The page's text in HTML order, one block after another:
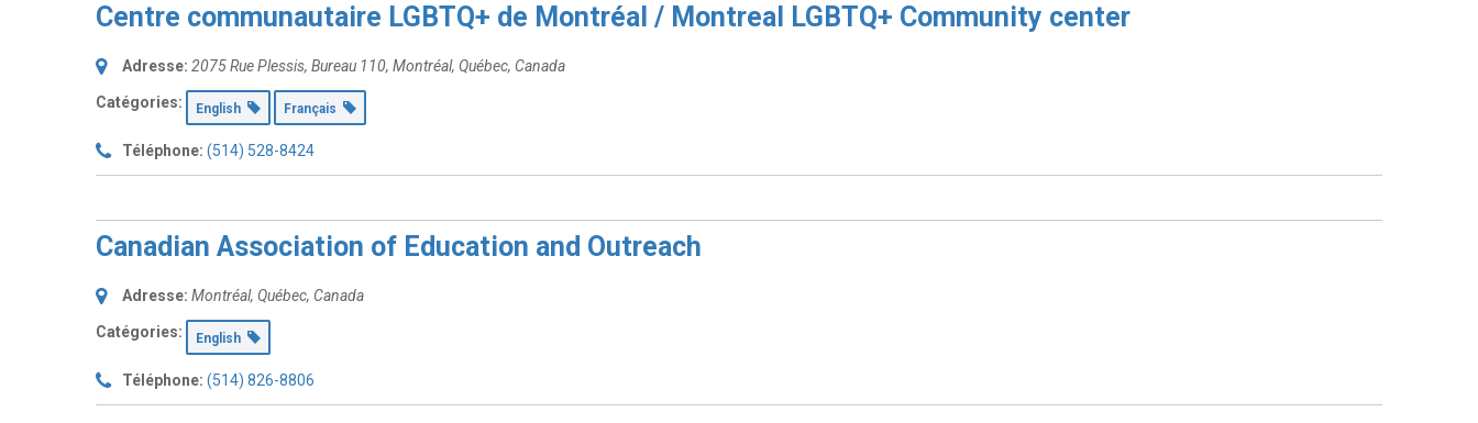
Centre communautaire LGBTQ+ de Montréal / Montreal LGBTQ+ Community center
Adresse: 2075 Rue Plessis, Bureau 110, Montréal, Québec, Canada
Catégories: English Français
Téléphone: (514) 528-8424
Canadian Association of Education and Outreach
Adresse: Montréal, Québec, Canada
Catégories: English
Téléphone: (514) 826-8806